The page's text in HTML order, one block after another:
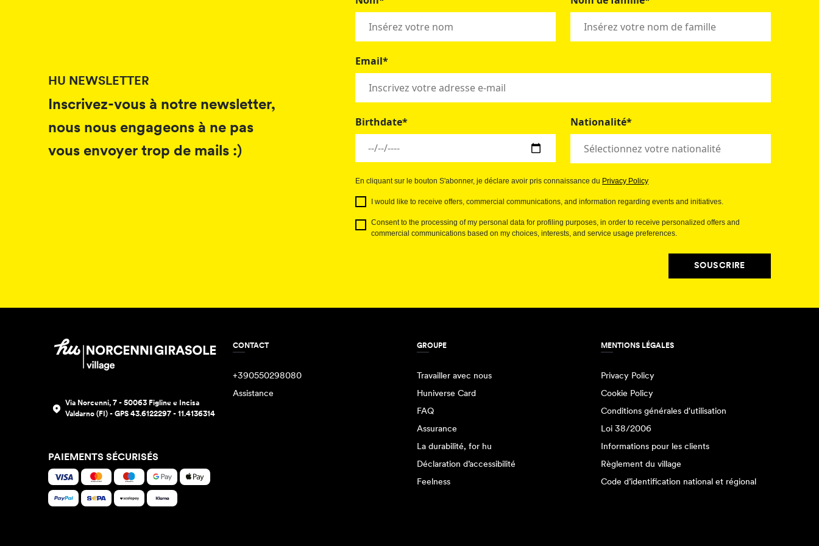
HU NEWSLETTER
Inscrivez-vous à notre newsletter,
nous nous engageons à ne pas
vous envoyer trop de mails :)
Email*
Birthdate* Nationalité*
En cliquant sur le bouton S'abonner, je déclare avoir pris connaissance du Privacy Policy
I would like to receive offers, commercial communications, and information regarding events and initiatives.
Consent to the processing of my personal data for profiling purposes, in order to receive personalized offers and
commercial communications based on my choices, interests, and service usage preferences.
SOUSCRIRE
Via Norcenni, 7 - 50063 Figline e Incisa
Valdarno (FI) - GPS 43.6122297 - 11.4136314
PAIEMENTS SÉCURISÉS
CONTACT
+390550298080
Assistance
GROUPE
Travailler avec nous
Huniverse Card
FAQ
Assurance
La durabilité, for hu
Déclaration d’accessibilité
Feelness
MENTIONS LÉGALES
Privacy Policy
Cookie Policy
Conditions générales d'utilisation
Loi 38/2006
Informations pour les clients
Règlement du village
Code d’identification national et régional